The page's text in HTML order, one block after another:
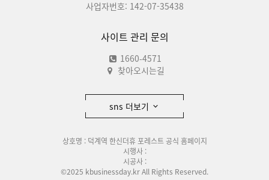
사업자번호: 142-07-35438
사이트 관리 문의
1660-4571
찾아오시는길
sns 더보기
상호명 : 덕계역 한신더휴 포레스트 공식 홈페이지
시행사 :
시공사 :
©2025 kbusinessday.kr All Rights Reserved.